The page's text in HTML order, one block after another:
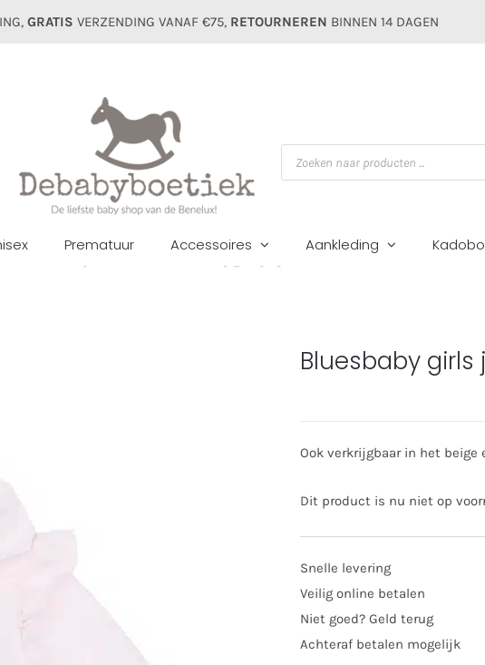
GRATIS VERZENDING VANAF €75, RETOURNEREN BINNEN 14 DAGEN
Producten
zoeken
Prematuur Accessoires Aankleding
Bluesbaby girls
Ook verkrijgbaar in het beige
Dit product is nu niet op
Snelle levering
Veilig online betalen
Niet goed? Geld terug
Achteraf betalen mogelijk